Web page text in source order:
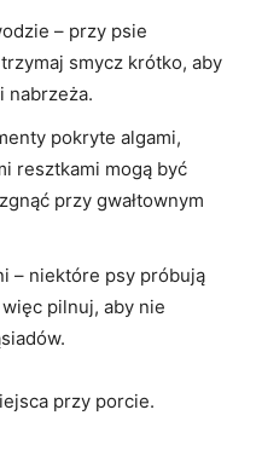
– przy psie
smycz krótko, aby
nabrzeża.
pokryte algami,
resztkami mogą być
przy gwałtownym
– niektóre psy próbują
pilnuj, aby nie
przy porcie.